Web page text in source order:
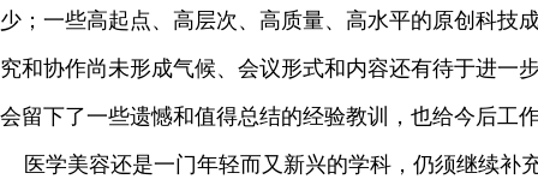
少；一些高起点、高层次、高质量、高水平的原创科技
究和协作尚未形成气候、会议形式和内容还有待于进
会留下了一些遗憾和值得总结的经验教训，也给今后工
医学美容还是一门年轻而又新兴的学科，仍须继续补